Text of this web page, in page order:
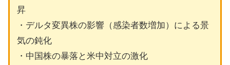
昇
・デルタ変異株の影響（感染者数増加）による景
気の鈍化
・中国株の暴落と米中対立の激化